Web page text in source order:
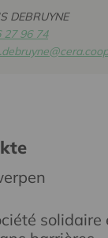
DEBRUYNE
27 96 74
solidaire